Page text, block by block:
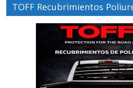
TOFF Recubrimientos